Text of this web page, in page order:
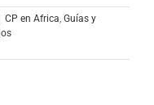
CP en Africa, Guías y